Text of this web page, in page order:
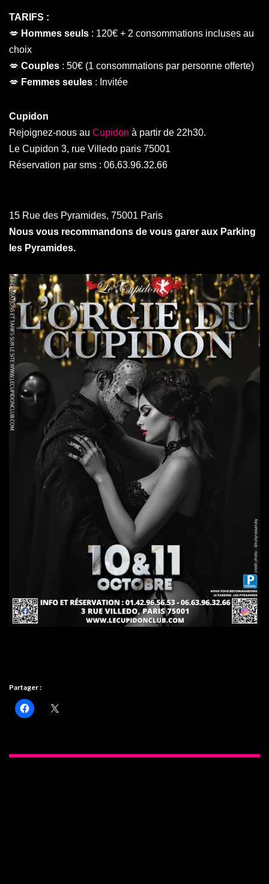
TARIFS :
💋 Hommes seuls : 120€ + 2 consommations incluses au
choix
💋 Couples : 50€ (1 consommations par personne offerte)
💋 Femmes seules : Invitée
Cupidon
Rejoignez-nous au Cupidon à partir de 22h30.
Le Cupidon 3, rue Villedo paris 75001
Réservation par sms : 06.63.96.32.66
15 Rue des Pyramides, 75001 Paris
Nous vous recommandons de vous garer aux Parking
les Pyramides.
Partager :